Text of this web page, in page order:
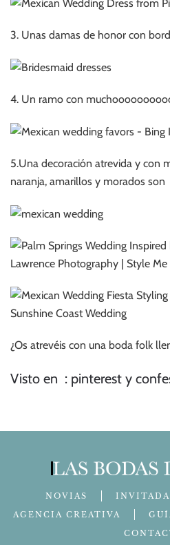
3. Unas damas de honor con
4. Un ramo con
5.Una decoración atrevida y con
naranja, amarillos y morados son
¿Os atrevéis con una boda folk
Visto en : pinterest y
NOVIAS
AGENCIA CREATIVA